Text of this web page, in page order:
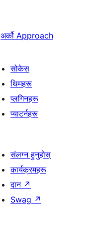
अर्को Approach
सोकेस
थिमहरू
प्लगिनहरू
प्याटर्नहरू
संलग्न हुनुहोस्
कार्यक्रमहरू
दान ↗
Swag ↗